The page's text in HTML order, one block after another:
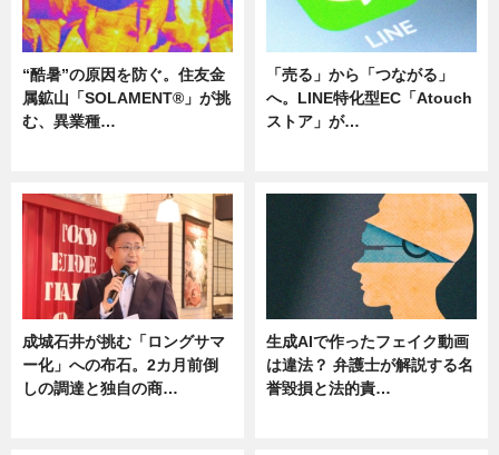
“酷暑”の原因を防ぐ。住友金
属鉱山「SOLAMENT®」が挑
む、異業種…
「売る」から「つながる」
へ。LINE特化型EC「Atouch
ストア」が…
成城石井が挑む「ロングサマ
ー化」への布石。2カ月前倒
しの調達と独自の商…
生成AIで作ったフェイク動画
は違法？ 弁護士が解説する名
誉毀損と法的責…